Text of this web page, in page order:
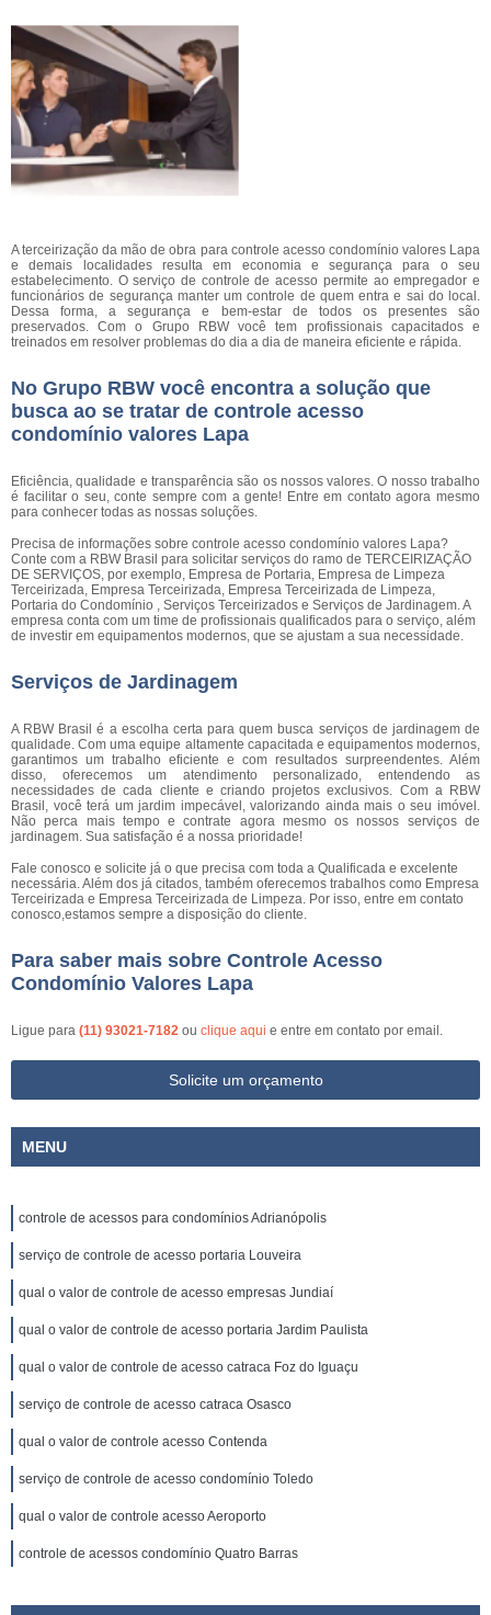
A terceirização da mão de obra para controle acesso condomínio valores Lapa
e demais localidades resulta em economia e segurança para o seu
estabelecimento. O serviço de controle de acesso permite ao empregador e
funcionários de segurança manter um controle de quem entra e sai do local.
Dessa forma, a segurança e bem-estar de todos os presentes são
preservados. Com o Grupo RBW você tem profissionais capacitados e
treinados em resolver problemas do dia a dia de maneira eficiente e rápida.
No Grupo RBW você encontra a solução que
busca ao se tratar de controle acesso
condomínio valores Lapa
Eficiência, qualidade e transparência são os nossos valores. O nosso trabalho
é facilitar o seu, conte sempre com a gente! Entre em contato agora mesmo
para conhecer todas as nossas soluções.
Precisa de informações sobre controle acesso condomínio valores Lapa?
Conte com a RBW Brasil para solicitar serviços do ramo de TERCEIRIZAÇÃO
DE SERVIÇOS, por exemplo, Empresa de Portaria, Empresa de Limpeza
Terceirizada, Empresa Terceirizada, Empresa Terceirizada de Limpeza,
Portaria do Condomínio , Serviços Terceirizados e Serviços de Jardinagem. A
empresa conta com um time de profissionais qualificados para o serviço, além
de investir em equipamentos modernos, que se ajustam a sua necessidade.
Serviços de Jardinagem
A RBW Brasil é a escolha certa para quem busca serviços de jardinagem de
qualidade. Com uma equipe altamente capacitada e equipamentos modernos,
garantimos um trabalho eficiente e com resultados surpreendentes. Além
disso, oferecemos um atendimento personalizado, entendendo as
necessidades de cada cliente e criando projetos exclusivos. Com a RBW
Brasil, você terá um jardim impecável, valorizando ainda mais o seu imóvel.
Não perca mais tempo e contrate agora mesmo os nossos serviços de
jardinagem. Sua satisfação é a nossa prioridade!
Fale conosco e solicite já o que precisa com toda a Qualificada e excelente
necessária. Além dos já citados, também oferecemos trabalhos como Empresa
Terceirizada e Empresa Terceirizada de Limpeza. Por isso, entre em contato
conosco,estamos sempre a disposição do cliente.
Para saber mais sobre Controle Acesso
Condomínio Valores Lapa
Ligue para (11) 93021-7182 ou clique aqui e entre em contato por email.
Solicite um orçamento
MENU
controle de acessos para condomínios Adrianópolis
serviço de controle de acesso portaria Louveira
qual o valor de controle de acesso empresas Jundiaí
qual o valor de controle de acesso portaria Jardim Paulista
qual o valor de controle de acesso catraca Foz do Iguaçu
serviço de controle de acesso catraca Osasco
qual o valor de controle acesso Contenda
serviço de controle de acesso condomínio Toledo
qual o valor de controle acesso Aeroporto
controle de acessos condomínio Quatro Barras